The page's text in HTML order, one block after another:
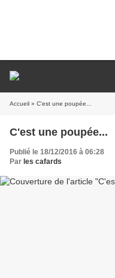
Accueil » C'est une poupée...
C'est une poupée...
Publié le 18/12/2016 à 06:28
Par les cafards